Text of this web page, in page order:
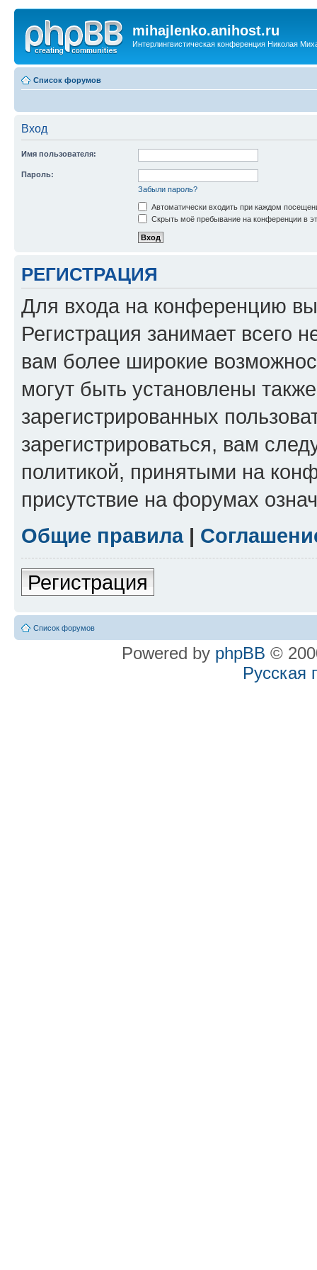
mihajlenko.anihost.ru
Интерлингвистическая конференция Николая
Список форумов
Вход
Имя пользователя:
Пароль:
Забыли пароль?
Автоматически входить при каждом
Скрыть моё пребывание на конференции в
РЕГИСТРАЦИЯ
Для входа на конференцию
Регистрация занимает всего
вам более широкие
могут быть установлены
зарегистрированных
зарегистрироваться, вам
политикой, принятыми на
присутствие на форумах
Общие правила|
Регистрация
Список форумов
Powered by phpBB ©
Русская